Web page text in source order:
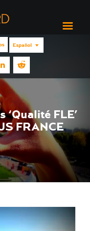
Español
‘Qualité FLE’
FRANCE